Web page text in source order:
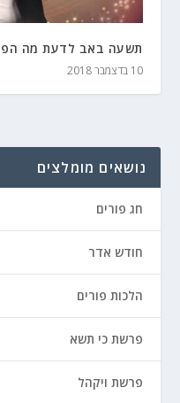
תשעה באב לדעת מה
10 בדצמבר 2018
נושאים מומלצים
חג פורים
חודש אדר
הלכות פורים
פרשת כי תשא
פרשת ויקהל